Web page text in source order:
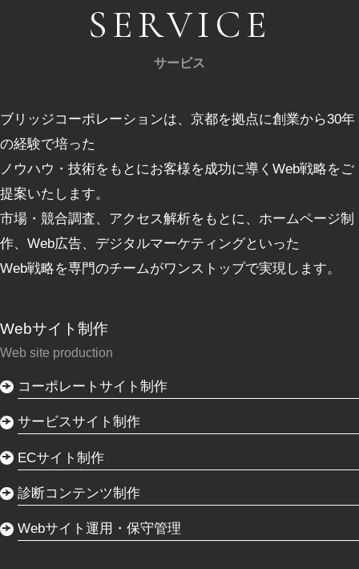
SERVICE
サービス
ブリッジコーポレーションは、京都を拠点に創業から30年
の経験で培った
ノウハウ・技術をもとにお客様を成功に導くWeb戦略をご
提案いたします。
市場・競合調査、アクセス解析をもとに、ホームページ制
作、Web広告、デジタルマーケティングといった
Web戦略を専門のチームがワンストップで実現します。
Webサイト制作
Web site production
コーポレートサイト制作
サービスサイト制作
ECサイト制作
診断コンテンツ制作
Webサイト運用・保守管理